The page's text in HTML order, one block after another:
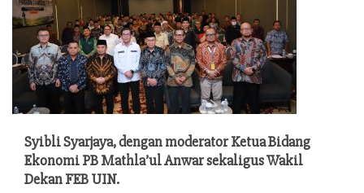
Syibli Syarjaya, dengan moderator Ketua Bidang
Ekonomi PB Mathla’ul Anwar sekaligus Wakil
Dekan FEB UIN.